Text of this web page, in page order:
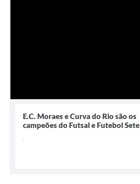
E.C. Moraes e Curva do Rio são os
campeões do Futsal e Futebol Sete